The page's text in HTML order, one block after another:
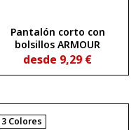
Pantalón corto con
bolsillos ARMOUR
desde 9,29 €
3 Colores